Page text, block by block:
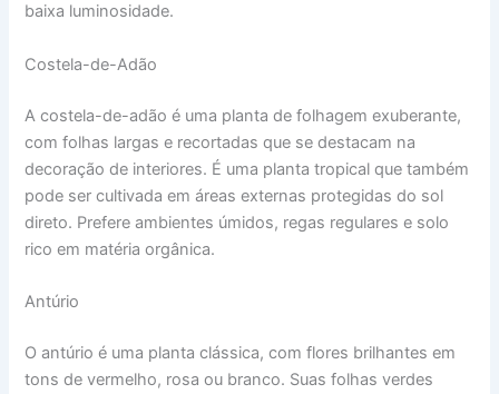
baixa luminosidade.
Costela-de-Adão
A costela-de-adão é uma planta de folhagem exuberante,
com folhas largas e recortadas que se destacam na
decoração de interiores. É uma planta tropical que também
pode ser cultivada em áreas externas protegidas do sol
direto. Prefere ambientes úmidos, regas regulares e solo
rico em matéria orgânica.
Antúrio
O antúrio é uma planta clássica, com flores brilhantes em
tons de vermelho, rosa ou branco. Suas folhas verdes